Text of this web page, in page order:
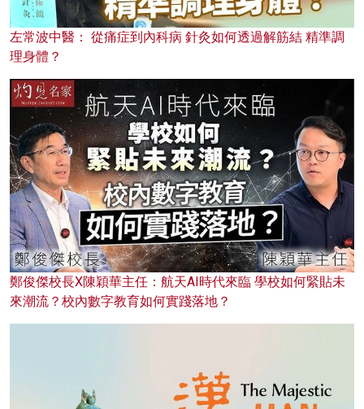
左常波中醫： 從痛症到內科病 針灸如何透過解筋結 精準調
理身體？
鄭俊傑校長X陳穎華主任：航天AI時代來臨 學校如何緊貼未
來潮流？校內數字教育如何實踐落地？